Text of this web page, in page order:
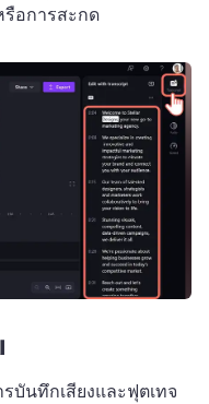
รือการสะกด
บันทึกเสียงและฟุตเทจ